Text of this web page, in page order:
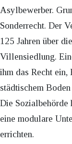
Asylbewerber.
Sonderrecht. Der
125 Jahren über
Villensiedlung.
ihm das Recht
städtischem
Die Sozialbehörde
eine modulare
errichten.